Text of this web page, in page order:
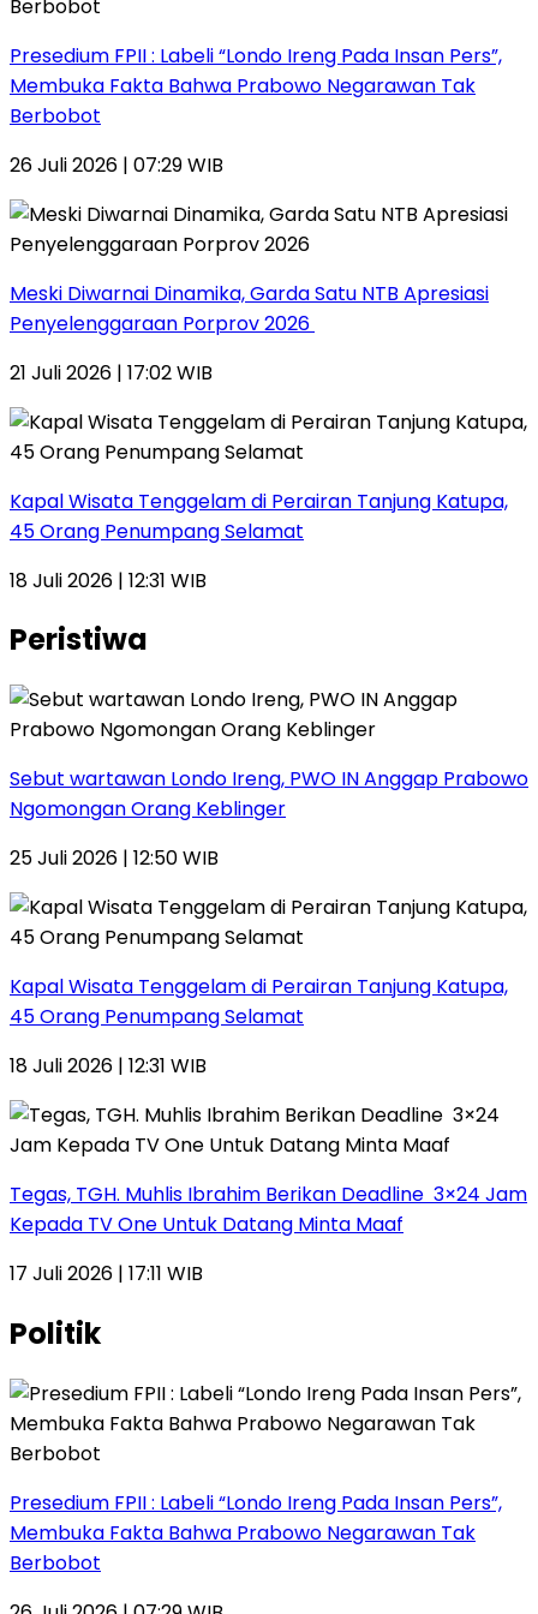
Presedium FPII : Labeli “Londo Ireng Pada Insan Pers”,
Membuka Fakta Bahwa Prabowo Negarawan Tak
Berbobot
26 Juli 2026 | 07:29 WIB
Meski Diwarnai Dinamika, Garda Satu NTB Apresiasi
Penyelenggaraan Porprov 2026 ‎
21 Juli 2026 | 17:02 WIB
Kapal Wisata Tenggelam di Perairan Tanjung Katupa,
45 Orang Penumpang Selamat
18 Juli 2026 | 12:31 WIB
Peristiwa
Sebut wartawan Londo Ireng, PWO IN Anggap Prabowo
Ngomongan Orang Keblinger
25 Juli 2026 | 12:50 WIB
Kapal Wisata Tenggelam di Perairan Tanjung Katupa,
45 Orang Penumpang Selamat
18 Juli 2026 | 12:31 WIB
Tegas, TGH. Muhlis Ibrahim Berikan Deadline 3×24 Jam
Kepada TV One Untuk Datang Minta Maaf
17 Juli 2026 | 17:11 WIB
Politik
Presedium FPII : Labeli “Londo Ireng Pada Insan Pers”,
Membuka Fakta Bahwa Prabowo Negarawan Tak
Berbobot